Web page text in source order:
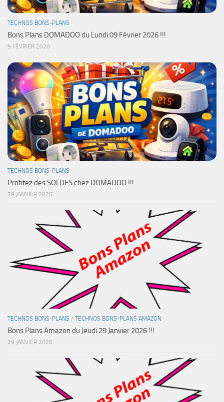
TECHNOS BONS-PLANS
Bons Plans DOMADOO du Lundi 09 Février 2026 !!!
9 FÉVRIER 2026
TECHNOS BONS-PLANS
Profitez des SOLDES chez DOMADOO !!!
29 JANVIER 2026
TECHNOS BONS-PLANS / TECHNOS BONS-PLANS AMAZON
Bons Plans Amazon du Jeudi 29 Janvier 2026 !!!
29 JANVIER 2026